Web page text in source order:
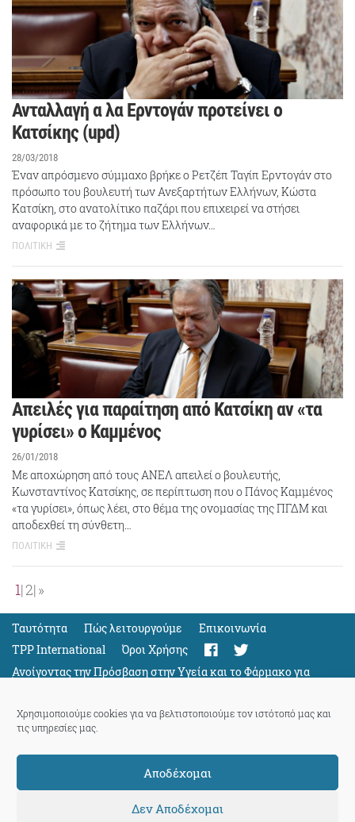
Χρησιμοποιούμε cookies για να βελτιστοποιούμε τον ιστότοπό μας και
τις υπηρεσίες μας.
Αποδέχομαι
Δεν Αποδέχομαι
Ανταλλαγή α λα Ερντογάν προτείνει ο
Κατσίκης (upd)
28/03/2018
Έναν απρόσμενο σύμμαχο βρήκε ο Ρετζέπ Ταγίπ Ερντογάν στο
πρόσωπο του βουλευτή των Ανεξαρτήτων Ελλήνων, Κώστα
Κατσίκη, στο ανατολίτικο παζάρι που επιχειρεί να στήσει
αναφορικά με το ζήτημα των Ελλήνων…
ΠΟΛΙΤΙΚΗ
Απειλές για παραίτηση από Κατσίκη αν «τα
γυρίσει» ο Καμμένος
26/01/2018
Με αποχώρηση από τους ΑΝΕΛ απειλεί ο βουλευτής,
Κωνσταντίνος Κατσίκης, σε περίπτωση που ο Πάνος Καμμένος
«τα γυρίσει», όπως λέει, στο θέμα της ονομασίας της ΠΓΔΜ και
αποδεχθεί τη σύνθετη…
ΠΟΛΙΤΙΚΗ
1 2 »
Ταυτότητα Πώς λειτουργούμε
Eπικοινωνία
TPP International
Όροι Χρήσης
Ανοίγοντας την Πρόσβαση στην Υγεία και το Φάρμακο για
Όλους
Support
ThePressProject
powered by our community members